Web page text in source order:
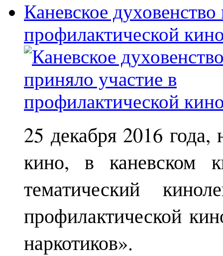
Каневское
профилактической
25 декабря 2016
кино, в каневском
тематический
профилактической
наркотиков».